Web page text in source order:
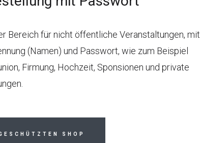
Bereich für nicht öffentliche Veranstaltungen, mit
(Namen) und Passwort, wie zum Beispiel
Firmung, Hochzeit, Sponsionen und private
SHOP